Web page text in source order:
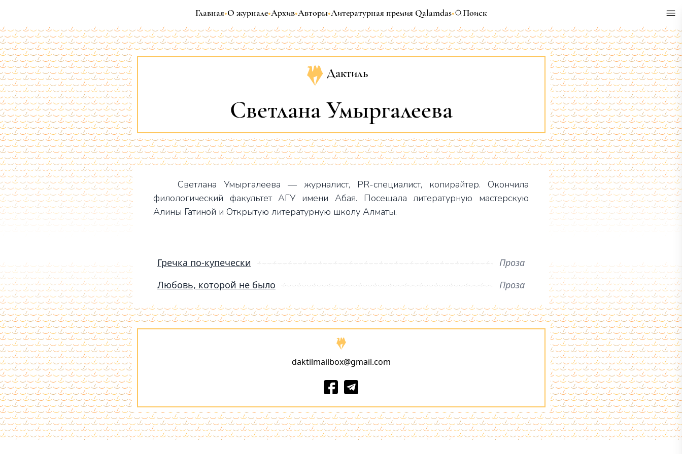
Главная•О журнале•Архив•Авторы•Литературная премия Qalamdas• Поиск
Дактиль
Светлана Умыргалеева
Светлана Умыргалеева — журналист, PR-специалист, копирайтер. Окончила
филологический факультет АГУ имени Абая. Посещала литературную мастерскую
Алины Гатиной и Открытую литературную школу Алматы.
Гречка по-купечески
Проза
Любовь, которой не было
Проза
daktilmailbox@gmail.com